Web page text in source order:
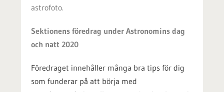
astrofoto.
Sektionens föredrag under Astronomins dag
och natt 2020
Föredraget innehåller många bra tips för dig
som funderar på att börja med